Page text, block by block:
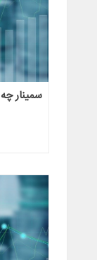
سمینار